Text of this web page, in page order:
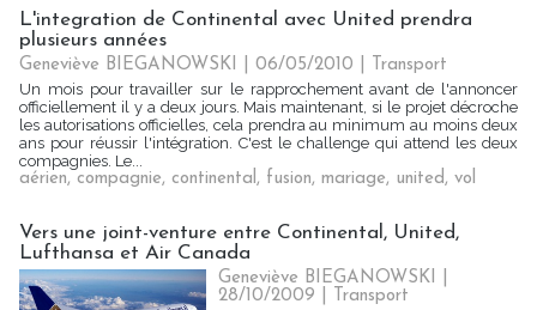
L'integration de Continental avec United prendra
plusieurs années
Geneviève BIEGANOWSKI | 06/05/2010
Transport
Un mois pour travailler sur le rapprochement avant de l'annoncer
officiellement il y a deux jours. Mais maintenant, si le projet décroche
les autorisations officielles, cela prendra au minimum au moins deux
ans pour réussir l'intégration. C'est le challenge qui attend les deux
compagnies. Le...
aérien, compagnie, continental, fusion, mariage, united, vol
Vers une joint-venture entre Continental, United,
Lufthansa et Air Canada
Geneviève BIEGANOWSKI |
28/10/2009
Transport